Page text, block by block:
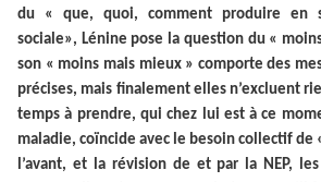
du « que, quoi, comment produire en
sociale», Lénine pose la question du «
son « moins mais mieux » comporte des
précises, mais finalement elles n’excluent
temps à prendre, qui chez lui est à ce
maladie, coïncide avec le besoin collectif de
l’avant, et la révision de et par la NEP,